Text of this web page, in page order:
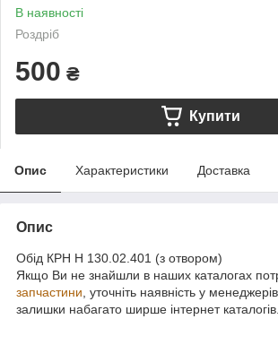
В наявності
Роздріб
500 ₴
Купити
Опис Характеристики Доставка
Опис
Обід КРН Н 130.02.401 (з отвором)
Якщо Ви не знайшли в наших каталогах
запчастини , уточніть наявність у
залишки набагато ширше інтернет каталогів.